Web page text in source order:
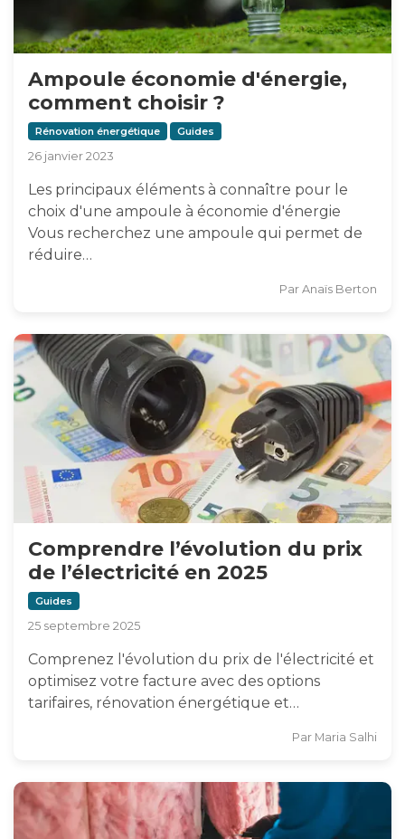
Ampoule économie d'énergie,
comment choisir ?
Rénovation énergétique Guides
26 janvier 2023
Les principaux éléments à connaître pour le
choix d'une ampoule à économie d'énergie
Vous recherchez une ampoule qui permet de
réduire…
Par Anaïs Berton
Comprendre l’évolution du prix
de l’électricité en 2025
Guides
25 septembre 2025
Comprenez l'évolution du prix de l'électricité et
optimisez votre facture avec des options
tarifaires, rénovation énergétique et…
Par Maria Salhi